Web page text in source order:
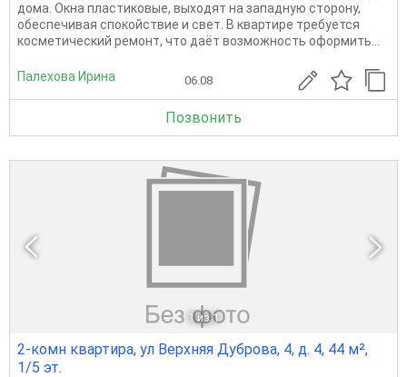
дома. Окна пластиковые, выходят на западную сторону,
обеспечивая спокойствие и свет. В квартире требуется
косметический ремонт, что даёт возможность оформить...
Палехова Ирина 06.08
Позвонить
1 из 1
2-комн квартира, ул Верхняя Дуброва, 4, д. 4, 44 м²,
1/5 эт.